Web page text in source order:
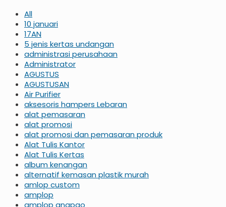
All
10 januari
17AN
5 jenis kertas undangan
administrasi perusahaan
Administrator
AGUSTUS
AGUSTUSAN
Air Purifier
aksesoris hampers Lebaran
alat pemasaran
alat promosi
alat promosi dan pemasaran produk
Alat Tulis Kantor
Alat Tulis Kertas
album kenangan
alternatif kemasan plastik murah
amlop custom
amplop
amplop angpao